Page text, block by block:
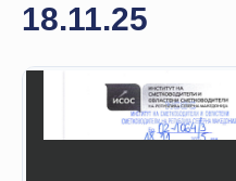
КВАЛИТЕТ
КАКО
ЧЛЕН
18.11.25